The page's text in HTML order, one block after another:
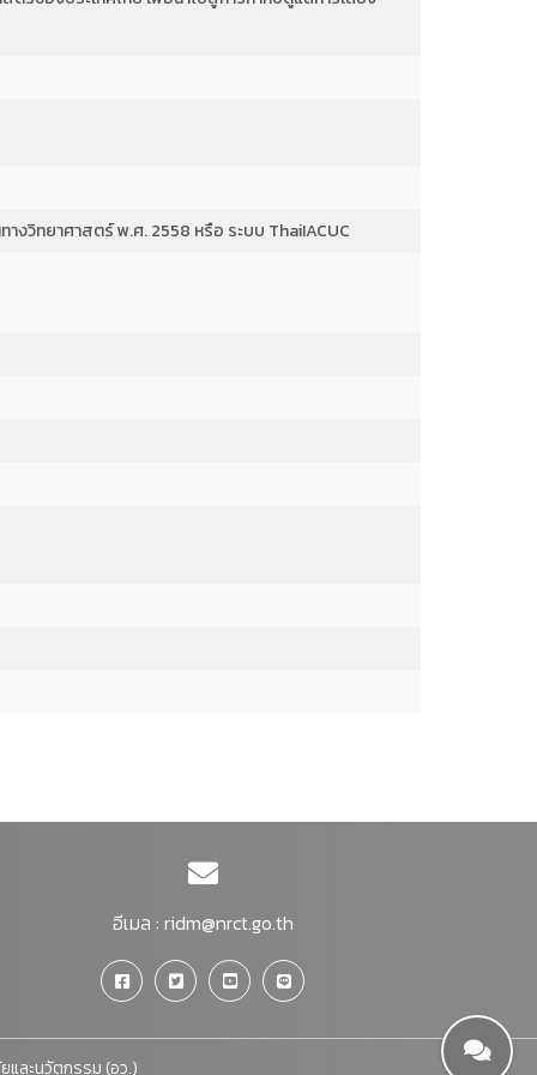
งวิทยาศาสตร์ พ.ศ. 2558 หรือ ระบบ ThaiIACUC
อีเมล : ridm@nrct.go.th
และนวัตกรรม (อว.)